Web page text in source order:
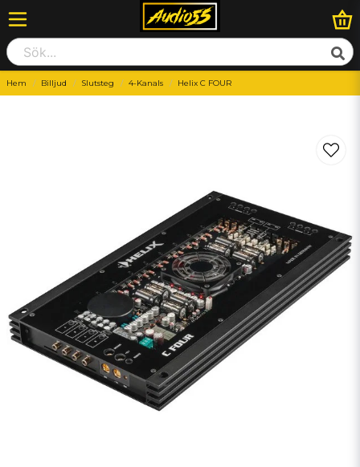
Hem Billjud Slutsteg 4-Kanals Helix C FOUR